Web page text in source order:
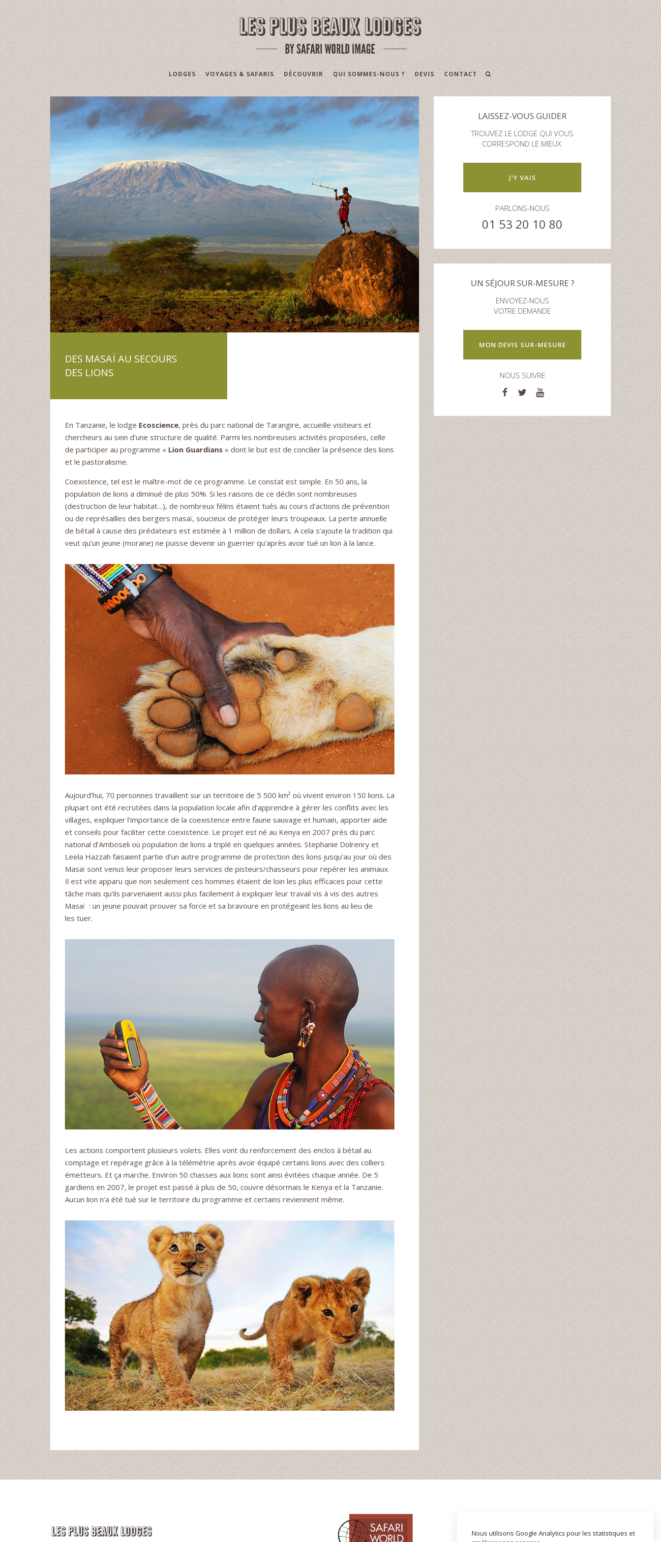
LODGES VOYAGES & SAFARIS DÉCOUVRIR QUI SOMMES-NOUS ? DEVIS CONTACT
DES MASAÏ AU SECOURS
DES LIONS
En Tanzanie, le lodge Ecoscience, près du parc national de Tarangire, accueille visiteurs et
chercheurs au sein d’une structure de qualité. Parmi les nombreuses activités proposées, celle
de participer au programme « Lion Guardians » dont le but est de concilier la présence des lions
et le pastoralisme.
Coexistence, tel est le maître-mot de ce programme. Le constat est simple. En 50 ans, la
population de lions a diminué de plus 50%. Si les raisons de ce déclin sont nombreuses
(destruction de leur habitat…), de nombreux félins étaient tués au cours d’actions de prévention
ou de représailles des bergers masaï, soucieux de protéger leurs troupeaux. La perte annuelle
de bétail à cause des prédateurs est estimée à 1 million de dollars. A cela s’ajoute la tradition qui
veut qu’un jeune (morane) ne puisse devenir un guerrier qu’après avoir tué un lion à la lance.
Aujourd’hui, 70 personnes travaillent sur un territoire de 5 500 km² où vivent environ 150 lions. La
plupart ont été recrutées dans la population locale afin d’apprendre à gérer les conflits avec les
villages, expliquer l’importance de la coexistence entre faune sauvage et humain, apporter aide
et conseils pour faciliter cette coexistence. Le projet est né au Kenya en 2007 près du parc
national d’Amboseli où population de lions a triplé en quelques années. Stephanie Dolrenry et
Leela Hazzah faisaient partie d’un autre programme de protection des lions jusqu’au jour où des
Masaï sont venus leur proposer leurs services de pisteurs/chasseurs pour repérer les animaux.
Il est vite apparu que non seulement ces hommes étaient de loin les plus efficaces pour cette
tâche mais qu’ils parvenaient aussi plus facilement à expliquer leur travail vis à vis des autres
Masaï : un jeune pouvait prouver sa force et sa bravoure en protégeant les lions au lieu de
les tuer.
Les actions comportent plusieurs volets. Elles vont du renforcement des enclos à bétail au
comptage et repérage grâce à la télémétrie après avoir équipé certains lions avec des colliers
émetteurs. Et ça marche. Environ 50 chasses aux lions sont ainsi évitées chaque année. De 5
gardiens en 2007, le projet est passé à plus de 50, couvre désormais le Kenya et la Tanzanie.
Aucun lion n’a été tué sur le territoire du programme et certains reviennent même.
LAISSEZ-VOUS GUIDER
TROUVEZ LE LODGE QUI VOUS
CORRESPOND LE MIEUX
J'Y VAIS
PARLONS-NOUS
01 53 20 10 80
UN SÉJOUR SUR-MESURE ?
ENVOYEZ-NOUS
VOTRE DEMANDE
MON DEVIS SUR-MESURE
NOUS SUIVRE
Nous utilisons Google Analytics pour les statistiques et